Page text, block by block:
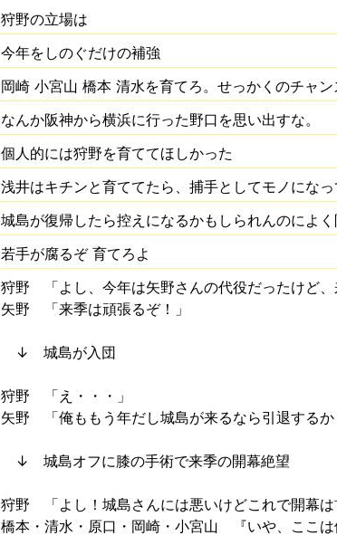
狩野の立場は
今年をしのぐだけの補強
岡崎 小宮山 橋本 清水を育てろ。せっかくのチャ
なんか阪神から横浜に行った野口を思い出すな。
個人的には狩野を育ててほしかった
浅井はキチンと育ててたら、捕手としてモノにな
城島が復帰したら控えになるかもしられんのによ
若手が腐るぞ 育てろよ
狩野 「よし、今年は矢野さんの代役だったけど
矢野 「来季は頑張るぞ！」
↓ 城島が入団
狩野 「え・・・」
矢野 「俺ももう年だし城島が来るなら引退するか
↓ 城島オフに膝の手術で来季の開幕絶望
狩野 「よし！城島さんには悪いけどこれで開幕
橋本・清水・原口・岡崎・小宮山 『いや、ここは